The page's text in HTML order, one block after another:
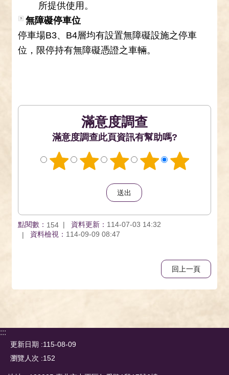
所提供使用。
無障礙停車位
停車場B3、B4層均有設置無障礙設施之停車
位，限停持有無障礙憑證之車輛。
滿意度調查此頁資訊有幫助嗎?
點閱數： 154 資料更新： 114-07-03 14:32
資料檢視： 114-09-09 08:47
回上一頁
:::
更新日期
115-08-09
瀏覽人次
152